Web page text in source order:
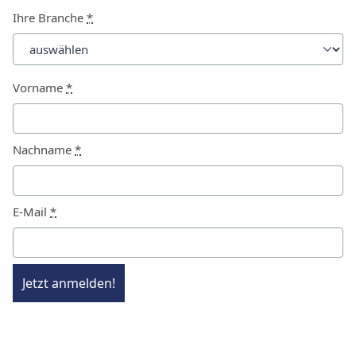
Ihre Branche *
Vorname *
Nachname *
E-Mail *
Jetzt anmelden!